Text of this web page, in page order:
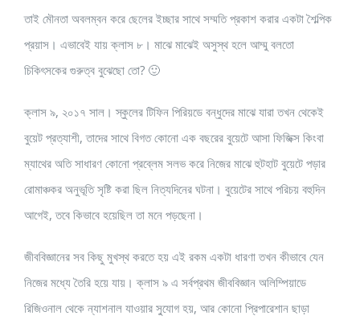
তাই মৌনতা অবলম্বন করে ছেলের ইচ্ছার সাথে সম্মতি প্রকাশ করার একটা শৈল্পিক
প্রয়াস। এভাবেই যায় ক্লাস ৮। মাঝে মাঝেই অসুস্থ হলে আম্মু বলতো
চিকিৎসকের গুরুত্ব বুঝেছো তো? 🙂
ক্লাস ৯, ২০১৭ সাল। স্কুলের টিফিন পিরিয়ডে বন্ধুদের মাঝে যারা তখন থেকেই
বুয়েট প্রত্যাশী, তাদের সাথে বিগত কোনো এক বছরের বুয়েটে আসা ফিজিক্স কিংবা
ম্যাথের অতি সাধারণ কোনো প্রব্লেম সলভ করে নিজের মাঝে হুটহাট বুয়েটে পড়ার
রোমাঞ্চকর অনুভূতি সৃষ্টি করা ছিল নিত্যদিনের ঘটনা। বুয়েটের সাথে পরিচয় বহুদিন
আগেই, তবে কিভাবে হয়েছিল তা মনে পড়ছেনা।
জীববিজ্ঞানের সব কিছু মুখস্থ করতে হয় এই রকম একটা ধারণা তখন কীভাবে যেন
নিজের মধ্যে তৈরি হয়ে যায়। ক্লাস ৯ এ সর্বপ্রথম জীববিজ্ঞান অলিম্পিয়াডে
রিজিওনাল থেকে ন্যাশনাল যাওয়ার সু্যোগ হয়, আর কোনো প্রিপারেশান ছাড়া